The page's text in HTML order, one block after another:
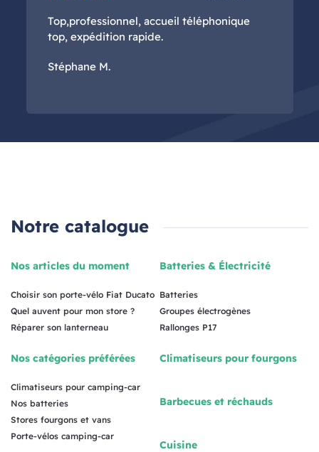
Top,professionnel, accueil téléphonique
top, expédition rapide.
Stéphane M.
Notre catalogue
Nos articles du moment
Choisir son porte-vélo Fiat Ducato
Quel auvent pour mon store ?
Réparer son lanterneau
Nos catégories préférées
Climatiseurs pour camping-car
Nos batteries
Stores fourgons et vans
Porte-vélos camping-car
Batteries & Électricité
Batteries
Groupes électrogènes
Rallonges P17
Climatiseurs pour fourgons
Barbecues et réchauds
Cuisine